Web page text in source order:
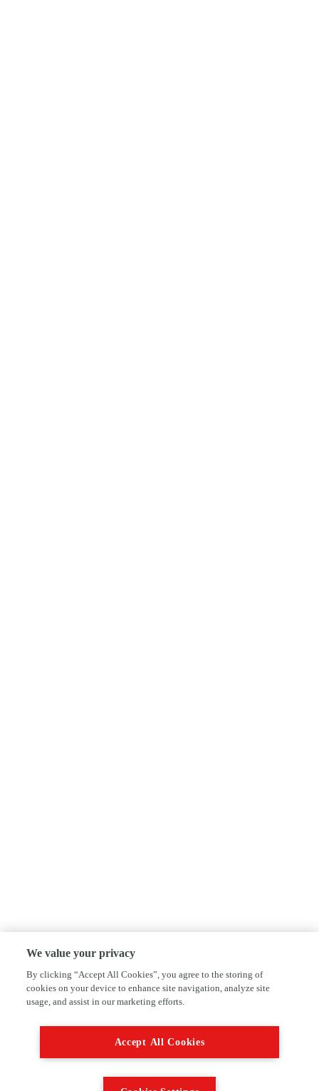
We value your privacy
By clicking “Accept All Cookies”, you agree to the storing of
cookies on your device to enhance site navigation, analyze site
usage, and assist in our marketing efforts.
Accept All Cookies